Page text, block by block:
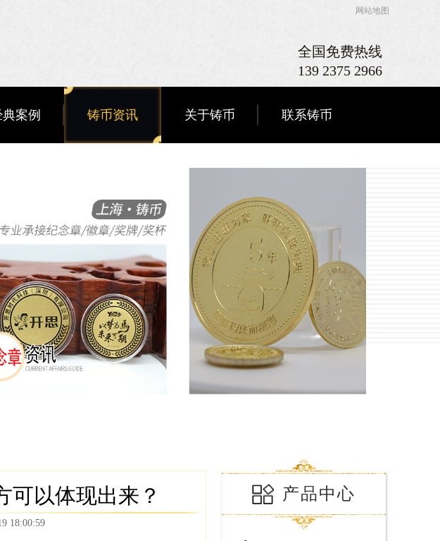
网站地图
全国免费热线
139 2375 2966
案例 铸币资讯 关于铸币 联系铸币
可以体现出来？
18:00:59
产品中心